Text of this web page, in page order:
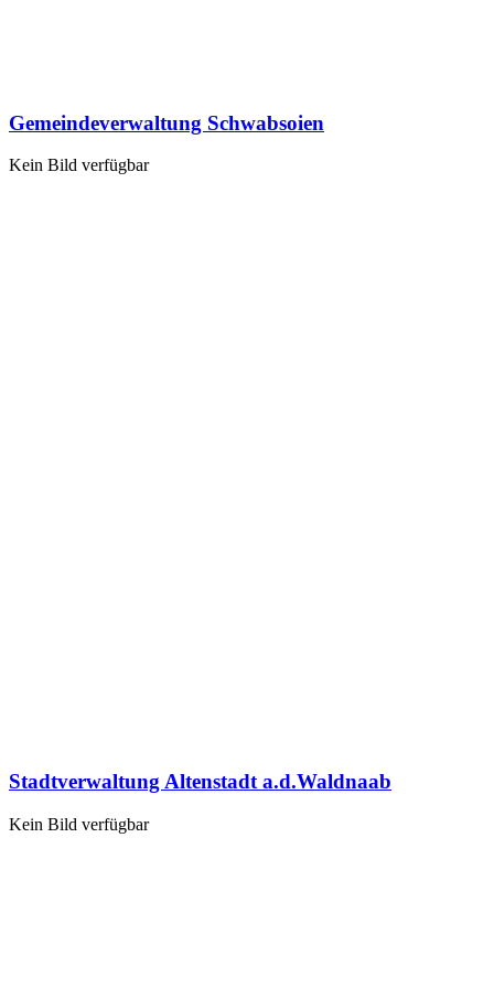
Gemeindeverwaltung Schwabsoien
Kein Bild verfügbar
Stadtverwaltung Altenstadt a.d.Waldnaab
Kein Bild verfügbar